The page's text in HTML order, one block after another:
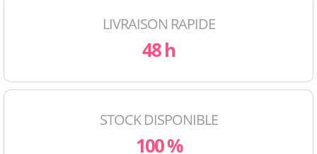
LIVRAISON RAPIDE
48 h
STOCK DISPONIBLE
100 %